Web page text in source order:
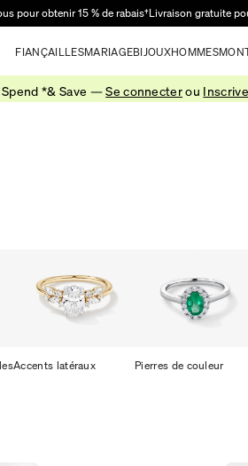
pour obtenir 15 % de rabais†Livraison gratuite
FIANÇAILLESMARIAGEBIJOUXHOMMES
Spend *& Save —Se connecterou
Accents latéraux Pierres de couleur